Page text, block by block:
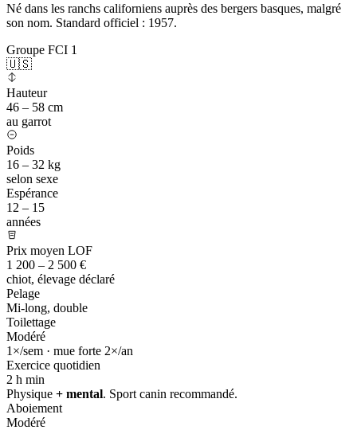
Né dans les ranchs californiens auprès des bergers basques, malgré
son nom. Standard officiel : 1957.
Groupe FCI 1
🇺🇸
Hauteur
46 – 58 cm
au garrot
Poids
16 – 32 kg
selon sexe
Espérance
12 – 15
années
Prix moyen LOF
1 200 – 2 500 €
chiot, élevage déclaré
Pelage
Mi-long, double
Toilettage
Modéré
1×/sem · mue forte 2×/an
Exercice quotidien
2 h min
Physique + mental. Sport canin recommandé.
Aboiement
Modéré